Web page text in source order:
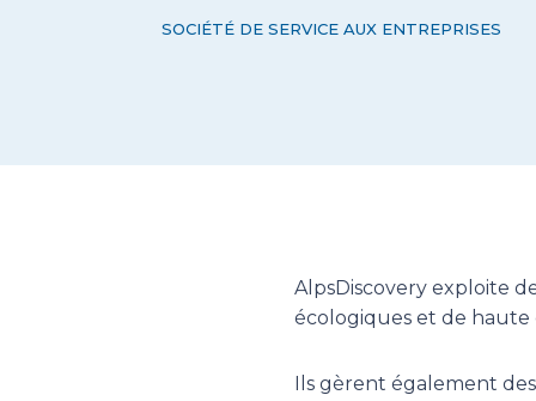
SOCIÉTÉ DE SERVICE AUX ENTREPRISES
AlpsDiscovery exploite
écologiques et de haute
Ils gèrent également